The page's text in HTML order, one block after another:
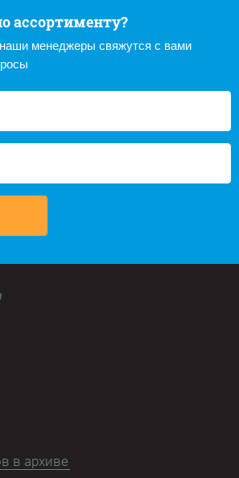
ассортименту?
менеджеры свяжутся с вами